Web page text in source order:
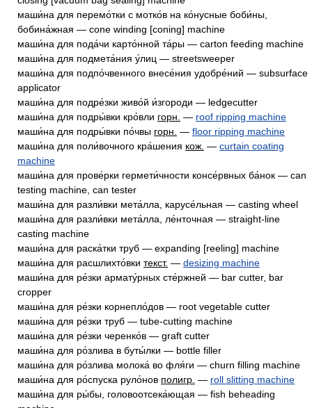
маши́на для перемо́тки с мотко́в на ко́нусные боби́ны,
бобина́жная — cone winding [coning] machine
маши́на для пода́чи карто́нной та́ры — carton feeding machine
маши́на для подмета́ния у́лиц — streetsweeper
маши́на для подпо́чвенного внесе́ния удобре́ний — subsurface
applicator
маши́на для подре́зки живо́й и́згороди — ledgecutter
маши́на для подры́вки кро́вли горн. — roof ripping machine
маши́на для подры́вки по́чвы горн. — floor ripping machine
маши́на для поли́вочного кра́шения кож. — curtain coating
machine
маши́на для прове́рки гермети́чности консе́рвных ба́нок — can
testing machine, can tester
маши́на для разли́вки мета́лла, карусе́льная — casting wheel
маши́на для разли́вки мета́лла, ле́нточная — straight-line
casting machine
маши́на для раска́тки труб — expanding [reeling] machine
маши́на для расшлихто́вки текст. — desizing machine
маши́на для ре́зки армату́рных сте́ржней — bar cutter, bar
cropper
маши́на для ре́зки корнепло́дов — root vegetable cutter
маши́на для ре́зки труб — tube-cutting machine
маши́на для ре́зки черенко́в — graft cutter
маши́на для ро́злива в буты́лки — bottle filler
маши́на для ро́злива молока́ во фля́ги — churn filling machine
маши́на для ро́спуска руло́нов полигр. — roll slitting machine
маши́на для ры́бы, головоотсека́ющая — fish beheading